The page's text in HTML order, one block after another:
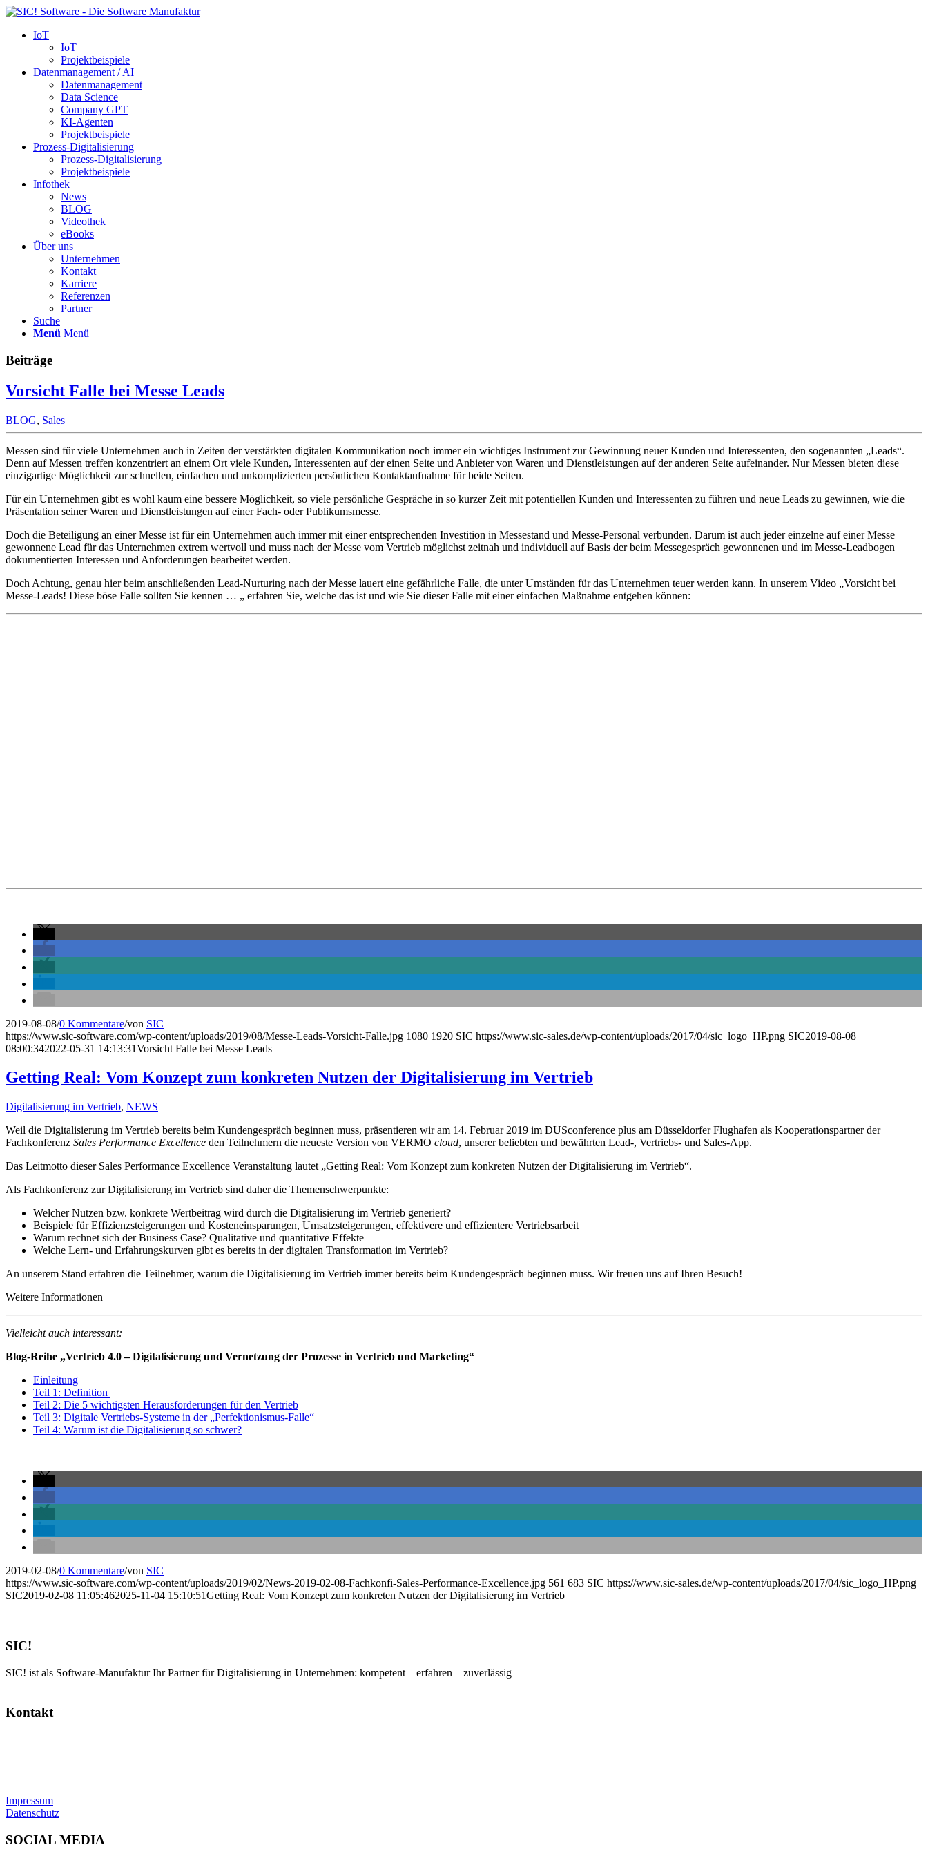
IoT
IoT
Projektbeispiele
Datenmanagement / AI
Datenmanagement
Data Science
Company GPT
KI-Agenten
Projektbeispiele
Prozess-Digitalisierung
Prozess-Digitalisierung
Projektbeispiele
Infothek
News
BLOG
Videothek
eBooks
Über uns
Unternehmen
Kontakt
Karriere
Referenzen
Partner
Suche
Menü Menü
Beiträge
Vorsicht Falle bei Messe Leads
BLOG, Sales
Messen sind für viele Unternehmen auch in Zeiten der verstärkten digitalen Kommunikation noch immer ein wichtiges Instrument zur Gewinnung neuer Kunden und Interessenten, den sogenannten „Leads“.
Denn auf Messen treffen konzentriert an einem Ort viele Kunden, Interessenten auf der einen Seite und Anbieter von Waren und Dienstleistungen auf der anderen Seite aufeinander. Nur Messen bieten diese
einzigartige Möglichkeit zur schnellen, einfachen und unkomplizierten persönlichen Kontaktaufnahme für beide Seiten.
Für ein Unternehmen gibt es wohl kaum eine bessere Möglichkeit, so viele persönliche Gespräche in so kurzer Zeit mit potentiellen Kunden und Interessenten zu führen und neue Leads zu gewinnen, wie die
Präsentation seiner Waren und Dienstleistungen auf einer Fach- oder Publikumsmesse.
Doch die Beteiligung an einer Messe ist für ein Unternehmen auch immer mit einer entsprechenden Investition in Messestand und Messe-Personal verbunden. Darum ist auch jeder einzelne auf einer Messe
gewonnene Lead für das Unternehmen extrem wertvoll und muss nach der Messe vom Vertrieb möglichst zeitnah und individuell auf Basis der beim Messegespräch gewonnenen und im Messe-Leadbogen
dokumentierten Interessen und Anforderungen bearbeitet werden.
Doch Achtung, genau hier beim anschließenden Lead-Nurturing nach der Messe lauert eine gefährliche Falle, die unter Umständen für das Unternehmen teuer werden kann. In unserem Video „Vorsicht bei
Messe-Leads! Diese böse Falle sollten Sie kennen … „ erfahren Sie, welche das ist und wie Sie dieser Falle mit einer einfachen Maßnahme entgehen können:
2019-08-08/0 Kommentare/von SIC
https://www.sic-software.com/wp-content/uploads/2019/08/Messe-Leads-Vorsicht-Falle.jpg 1080 1920 SIC https://www.sic-sales.de/wp-content/uploads/2017/04/sic_logo_HP.png SIC2019-08-08
08:00:342022-05-31 14:13:31Vorsicht Falle bei Messe Leads
Getting Real: Vom Konzept zum konkreten Nutzen der Digitalisierung im Vertrieb
Digitalisierung im Vertrieb, NEWS
Weil die Digitalisierung im Vertrieb bereits beim Kundengespräch beginnen muss, präsentieren wir am 14. Februar 2019 im DUSconference plus am Düsseldorfer Flughafen als Kooperationspartner der
Fachkonferenz Sales Performance Excellence den Teilnehmern die neueste Version von VERMO cloud, unserer beliebten und bewährten Lead-, Vertriebs- und Sales-App.
Das Leitmotto dieser Sales Performance Excellence Veranstaltung lautet „Getting Real: Vom Konzept zum konkreten Nutzen der Digitalisierung im Vertrieb“.
Als Fachkonferenz zur Digitalisierung im Vertrieb sind daher die Themenschwerpunkte:
Welcher Nutzen bzw. konkrete Wertbeitrag wird durch die Digitalisierung im Vertrieb generiert?
Beispiele für Effizienzsteigerungen und Kosteneinsparungen, Umsatzsteigerungen, effektivere und effizientere Vertriebsarbeit
Warum rechnet sich der Business Case? Qualitative und quantitative Effekte
Welche Lern- und Erfahrungskurven gibt es bereits in der digitalen Transformation im Vertrieb?
An unserem Stand erfahren die Teilnehmer, warum die Digitalisierung im Vertrieb immer bereits beim Kundengespräch beginnen muss. Wir freuen uns auf Ihren Besuch!
Weitere Informationen
Vielleicht auch interessant:
Blog-Reihe „Vertrieb 4.0 – Digitalisierung und Vernetzung der Prozesse in Vertrieb und Marketing“
Einleitung
Teil 1: Definition
Teil 2: Die 5 wichtigsten Herausforderungen für den Vertrieb
Teil 3: Digitale Vertriebs-Systeme in der „Perfektionismus-Falle“
Teil 4: Warum ist die Digitalisierung so schwer?
2019-02-08/0 Kommentare/von SIC
https://www.sic-software.com/wp-content/uploads/2019/02/News-2019-02-08-Fachkonfi-Sales-Performance-Excellence.jpg 561 683 SIC https://www.sic-sales.de/wp-content/uploads/2017/04/sic_logo_HP.png
SIC2019-02-08 11:05:462025-11-04 15:10:51Getting Real: Vom Konzept zum konkreten Nutzen der Digitalisierung im Vertrieb
SIC!
SIC! ist als Software-Manufaktur Ihr Partner für Digitalisierung in Unternehmen: kompetent – erfahren – zuverlässig
Kontakt
Impressum
Datenschutz
SOCIAL MEDIA